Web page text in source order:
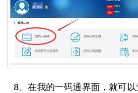
8、在我的一码通界面，就可